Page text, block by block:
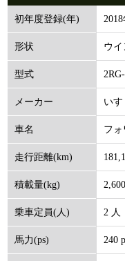
初年度登録(年)
形状 ウ
型式
メーカー いす
車名 フォ
走行距離(km)
積載量(kg)
乗車定員(人) 2 人
馬力(ps) 240